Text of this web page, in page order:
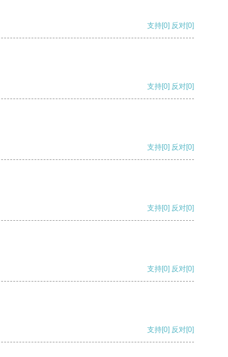
支持[0] 反对[0]
支持[0] 反对[0]
支持[0] 反对[0]
支持[0] 反对[0]
支持[0] 反对[0]
支持[0] 反对[0]